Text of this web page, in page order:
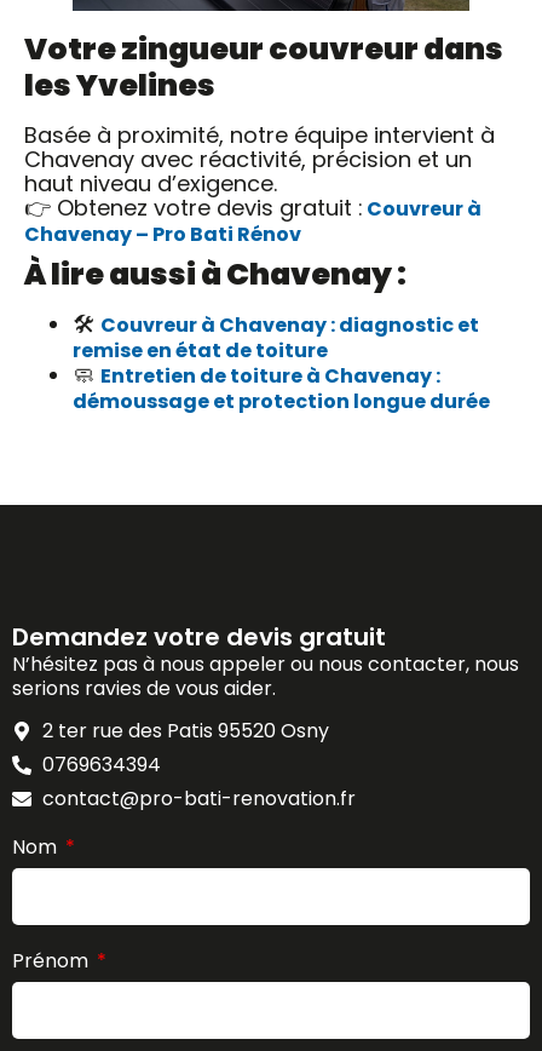
Votre zingueur couvreur dans
les Yvelines
Basée à proximité, notre équipe intervient à
Chavenay avec réactivité, précision et un
haut niveau d’exigence.
👉 Obtenez votre devis gratuit : Couvreur à
Chavenay – Pro Bati Rénov
À lire aussi à Chavenay :
🛠️ Couvreur à Chavenay : diagnostic et
remise en état de toiture
🧼 Entretien de toiture à Chavenay :
démoussage et protection longue durée
Demandez votre devis gratuit
N’hésitez pas à nous appeler ou nous contacter, nous
serions ravies de vous aider.
2 ter rue des Patis 95520 Osny
0769634394
contact@pro-bati-renovation.fr
Nom
Prénom